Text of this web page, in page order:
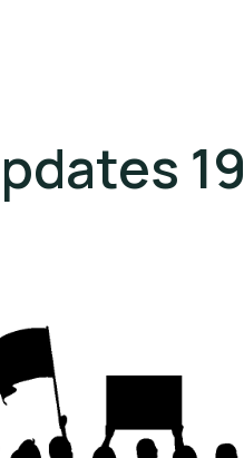
19